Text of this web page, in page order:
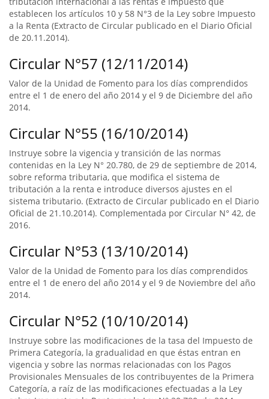
establecen los artículos 10 y 58 N°3 de la Ley sobre Impuesto
a la Renta (Extracto de Circular publicado en el Diario Oficial
de 20.11.2014).
Circular N°57 (12/11/2014)
Valor de la Unidad de Fomento para los días comprendidos
entre el 1 de enero del año 2014 y el 9 de Diciembre del año
2014.
Circular N°55 (16/10/2014)
Instruye sobre la vigencia y transición de las normas
contenidas en la Ley N° 20.780, de 29 de septiembre de 2014,
sobre reforma tributaria, que modifica el sistema de
tributación a la renta e introduce diversos ajustes en el
sistema tributario. (Extracto de Circular publicado en el Diario
Oficial de 21.10.2014). Complementada por Circular N° 42, de
2016.
Circular N°53 (13/10/2014)
Valor de la Unidad de Fomento para los días comprendidos
entre el 1 de enero del año 2014 y el 9 de Noviembre del año
2014.
Circular N°52 (10/10/2014)
Instruye sobre las modificaciones de la tasa del Impuesto de
Primera Categoría, la gradualidad en que éstas entran en
vigencia y sobre las normas relacionadas con los Pagos
Provisionales Mensuales de los contribuyentes de la Primera
Categoría, a raíz de las modificaciones efectuadas a la Ley